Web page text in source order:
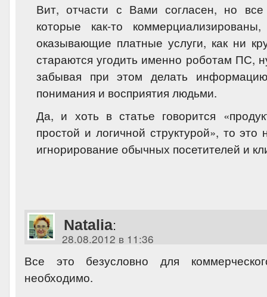
Вит, отчасти с Вами согласен, но
которые как-то
оказывающие платные услуги, как ни
стараются угодить именно роботам ПС,
забывая при этом делать
понимания и восприятия людьми.
Да, и хоть в статье говорится
простой и логичной структурой», то это
игнорирование обычных посетителей и
Natalia:
28.08.2012 в 11:36
Все это безусловно для
необходимо.